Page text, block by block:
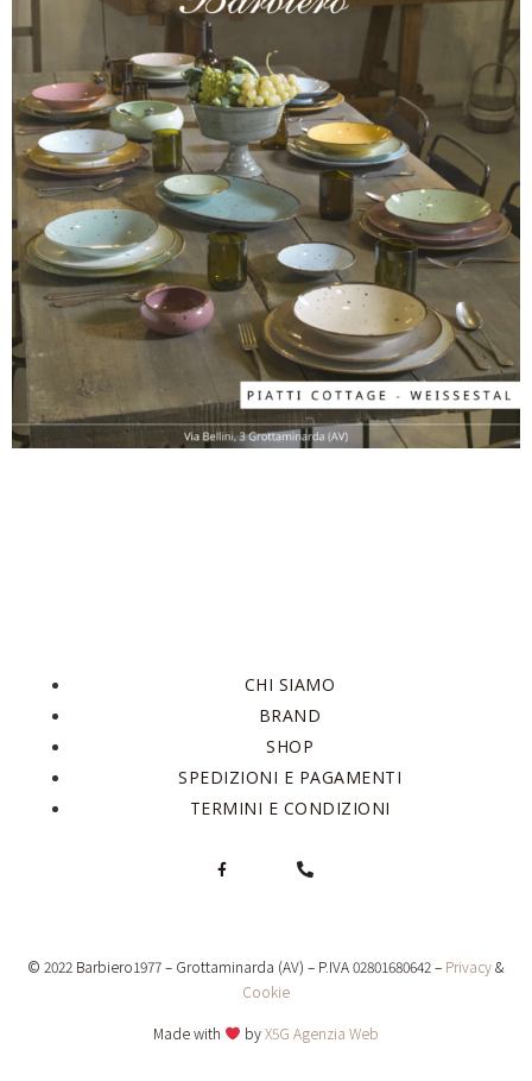
CHI SIAMO
BRAND
SHOP
SPEDIZIONI E PAGAMENTI
TERMINI E CONDIZIONI
© 2022 Barbiero1977 – Grottaminarda (AV) – P.IVA 02801680642 – Privacy&
Cookie
Made with byX5G Agenzia Web